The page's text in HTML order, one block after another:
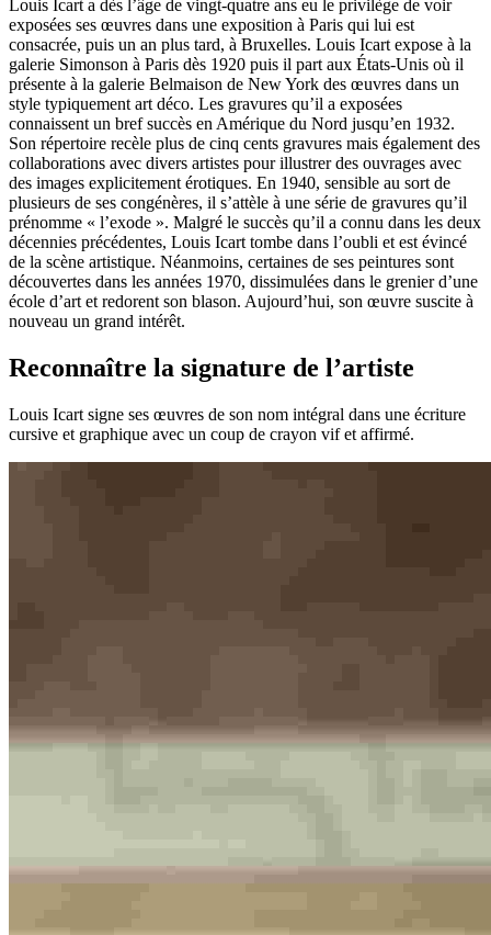
Louis Icart a dès l’âge de vingt-quatre ans eu le privilège de voir
exposées ses œuvres dans une exposition à Paris qui lui est
consacrée, puis un an plus tard, à Bruxelles. Louis Icart expose à la
galerie Simonson à Paris dès 1920 puis il part aux États-Unis où il
présente à la galerie Belmaison de New York des œuvres dans un
style typiquement art déco. Les gravures qu’il a exposées
connaissent un bref succès en Amérique du Nord jusqu’en 1932.
Son répertoire recèle plus de cinq cents gravures mais également des
collaborations avec divers artistes pour illustrer des ouvrages avec
des images explicitement érotiques. En 1940, sensible au sort de
plusieurs de ses congénères, il s’attèle à une série de gravures qu’il
prénomme « l’exode ». Malgré le succès qu’il a connu dans les deux
décennies précédentes, Louis Icart tombe dans l’oubli et est évincé
de la scène artistique. Néanmoins, certaines de ses peintures sont
découvertes dans les années 1970, dissimulées dans le grenier d’une
école d’art et redorent son blason. Aujourd’hui, son œuvre suscite à
nouveau un grand intérêt.
Reconnaître la signature de l’artiste
Louis Icart signe ses œuvres de son nom intégral dans une écriture
cursive et graphique avec un coup de crayon vif et affirmé.